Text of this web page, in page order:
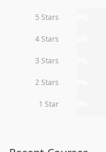
5 Stars
4 Stars
3 Stars
2 Stars
1 Star